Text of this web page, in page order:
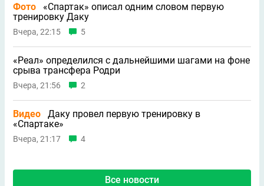
Фото
«Спартак» описал одним словом первую
тренировку Даку
Вчера, 22:15 5
«Реал» определился с дальнейшими шагами на фоне
срыва трансфера Родри
Вчера, 21:56 2
Видео
Даку провел первую тренировку в
«Спартаке»
Вчера, 21:17 4
Все новости